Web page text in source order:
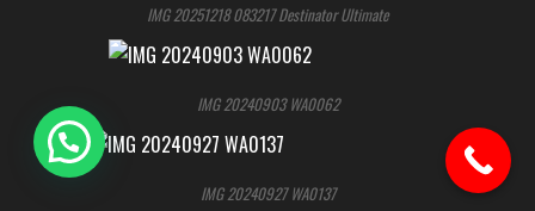
IMG 20251218 083217 Destinator Ultimate
IMG 20240903 WA0062
IMG 20240927 WA0137